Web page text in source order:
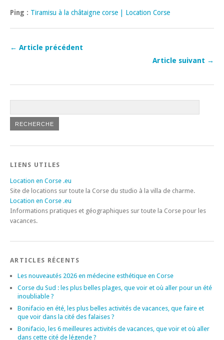
Ping : Tiramisu à la châtaigne corse | Location Corse
← Article précédent
Article suivant →
LIENS UTILES
Location en Corse .eu
Site de locations sur toute la Corse du studio à la villa de charme.
Location en Corse .eu
Informations pratiques et géographiques sur toute la Corse pour les
vacances.
ARTICLES RÉCENTS
Les nouveautés 2026 en médecine esthétique en Corse
Corse du Sud : les plus belles plages, que voir et où aller pour un été
inoubliable ?
Bonifacio en été, les plus belles activités de vacances, que faire et
que voir dans la cité des falaises ?
Bonifacio, les 6 meilleures activités de vacances, que voir et où aller
dans cette cité de légende ?